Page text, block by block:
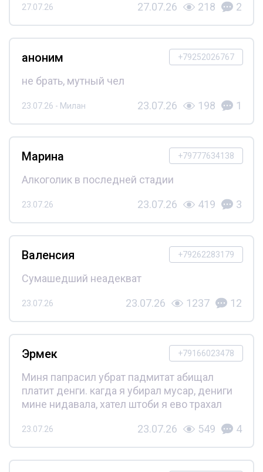
27.07.26 27.07.26 218 2
+79252026767
аноним
не брать, мутный чел
23.07.26 - Милан 23.07.26 198 1
+79777634138
Марина
Алкоголик в последней стадии
23.07.26 23.07.26 419 3
+79262283179
Валенсия
Сумашедший неадекват
23.07.26 23.07.26 1237 12
+79166023478
Эрмек
Миня папрасил убрат падмитат абищал
платит денги. кагда я убирал мусар, дениги
мине нидавала, хател штоби я ево трахал
23.07.26 23.07.26 549 4